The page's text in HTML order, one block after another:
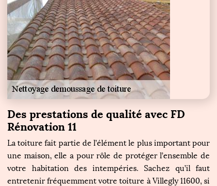
Des prestations de qualité avec FD
Rénovation 11
La toiture fait partie de l’élément le plus important pour
une maison, elle a pour rôle de protéger l’ensemble de
votre habitation des intempéries. Sachez qu’il faut
entretenir fréquemment votre toiture à Villegly 11600, si